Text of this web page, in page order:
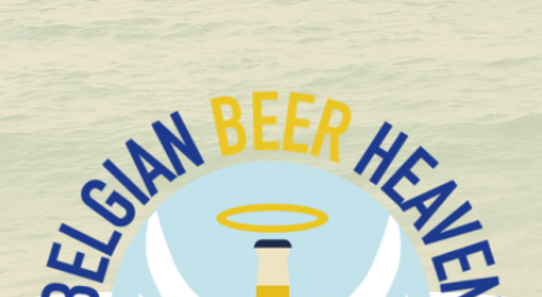
+1.600 Bières spéciales Belges en stock
Bier Paté